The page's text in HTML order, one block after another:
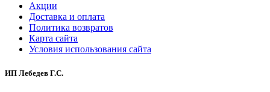
Акции
Доставка и оплата
Политика возвратов
Карта сайта
Условия использования сайта
ИП Лебедев Г.С.